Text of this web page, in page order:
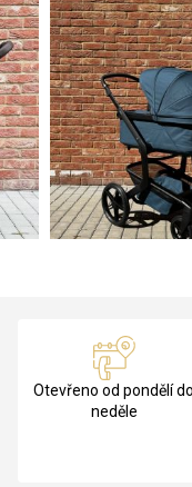
Otevřeno od pondělí do
neděle